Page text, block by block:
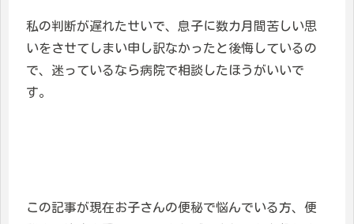
私の判断が遅れたせいで、息子に数カ月間苦しい思
いをさせてしまい申し訳なかったと後悔しているの
で、迷っているなら病院で相談したほうがいいで
す。
この記事が現在お子さんの便秘で悩んでいる方、便